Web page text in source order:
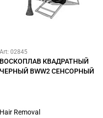
Art: 02845
ВОСКОПЛАВ КВАДРАТНЫЙ
ЧЕРНЫЙ BWW2 СЕНСОРНЫЙ
Hair Removal